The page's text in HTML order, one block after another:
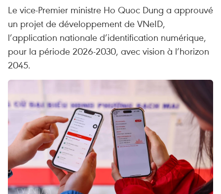
Le vice-Premier ministre Ho Quoc Dung a approuvé
un projet de développement de VNeID,
l’application nationale d’identification numérique,
pour la période 2026-2030, avec vision à l’horizon
2045.